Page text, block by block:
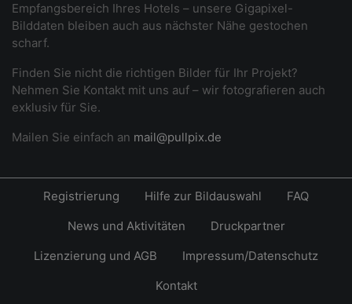
Empfangsbereich Ihres Hotels – unsere Gigapixel-
Bilddaten bleiben auch aus nächster Nähe gestochen
scharf.
Finden Sie nicht die richtigen Bilder für Ihr Projekt?
Nehmen Sie Kontakt mit uns auf – wir fotografieren auch
exklusiv für Sie.
Mailen Sie einfach an mail@pullpix.de
Registrierung Hilfe zur Bildauswahl
FAQ
News und Aktivitäten
Druckpartner
Lizenzierung und AGB
Impressum/Datenschutz
Kontakt